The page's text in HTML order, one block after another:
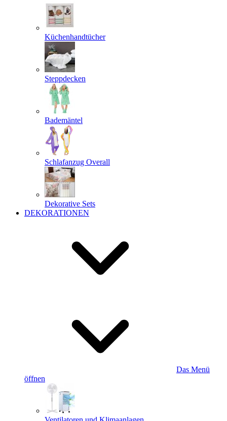
Küchenhandtücher
Steppdecken
Bademäntel
Schlafanzug Overall
Dekorative Sets
DEKORATIONEN
Das Menü
öffnen